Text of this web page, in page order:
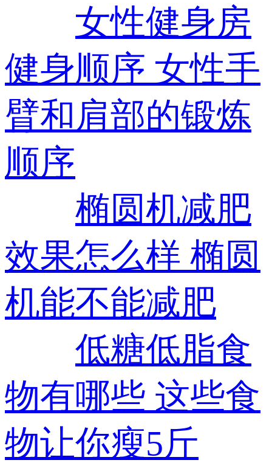
女性健身房
健身顺序 女性手
臂和肩部的锻炼
顺序
椭圆机减肥
效果怎么样 椭圆
机能不能减肥
低糖低脂食
物有哪些 这些食
物让你瘦5斤